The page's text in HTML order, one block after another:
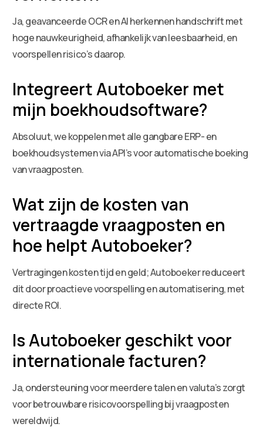
Ja, geavanceerde OCR en AI herkennen handschrift met
hoge nauwkeurigheid, afhankelijk van leesbaarheid, en
voorspellen risico’s daarop.
Integreert Autoboeker met
mijn boekhoudsoftware?
Absoluut, we koppelen met alle gangbare ERP- en
boekhoudsystemen via API’s voor automatische boeking
van vraagposten.
Wat zijn de kosten van
vertraagde vraagposten en
hoe helpt Autoboeker?
Vertragingen kosten tijd en geld; Autoboeker reduceert
dit door proactieve voorspelling en automatisering, met
directe ROI.
Is Autoboeker geschikt voor
internationale facturen?
Ja, ondersteuning voor meerdere talen en valuta’s zorgt
voor betrouwbare risicovoorspelling bij vraagposten
wereldwijd.